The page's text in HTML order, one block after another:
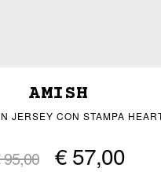
AMISH
JERSEY CON STAMPA
€ 57,00